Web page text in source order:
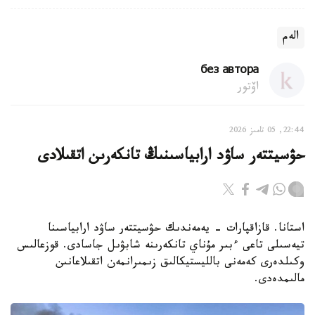
الەم
без автора
اۆتور
22:44, 05 تامىز 2026
حۋسيتتەر ساۋد ارابياسىنىڭ تانكەرىن اتقىلادى
استانا. قازاقپارات - يەمەندىك حۋسيتتەر ساۋد ارابياسىنا
تيەسىلى تاعى ءبىر مۇناي تانكەرىنە شابۋىل جاسادى. قوزعالىس
وكىلدەرى كەمەنى بالليستيكالىق زىمىرانمەن اتقىلاعانىن
مالىمدەدى.